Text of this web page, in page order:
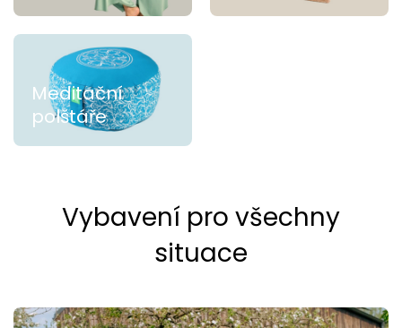
Meditační
polštáře
Vybavení pro všechny
situace